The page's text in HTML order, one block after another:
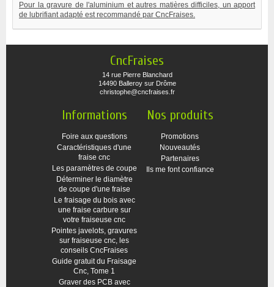
Pour la gravure de l'aluminium et autres matières difficiles, un apport
de lubrifiant adapté est recommandé par CncFraises.
CncFraises
14 rue Pierre Blanchard
14490 Balleroy sur Drôme
christophe@cncfraises.fr
Informations
Foire aux questions
Caractéristiques d'une
fraise cnc
Les paramètres de coupe
Déterminer le diamètre
de coupe d'une fraise
Le fraisage du bois avec
une fraise carbure sur
votre fraiseuse cnc
Pointes javelots, gravures
sur fraiseuse cnc, les
conseils CncFraises
Guide gratuit du Fraisage
Cnc, Tome 1
Graver des PCB avec
Nos produits
Promotions
Nouveautés
Partenaires
Ils me font confiance